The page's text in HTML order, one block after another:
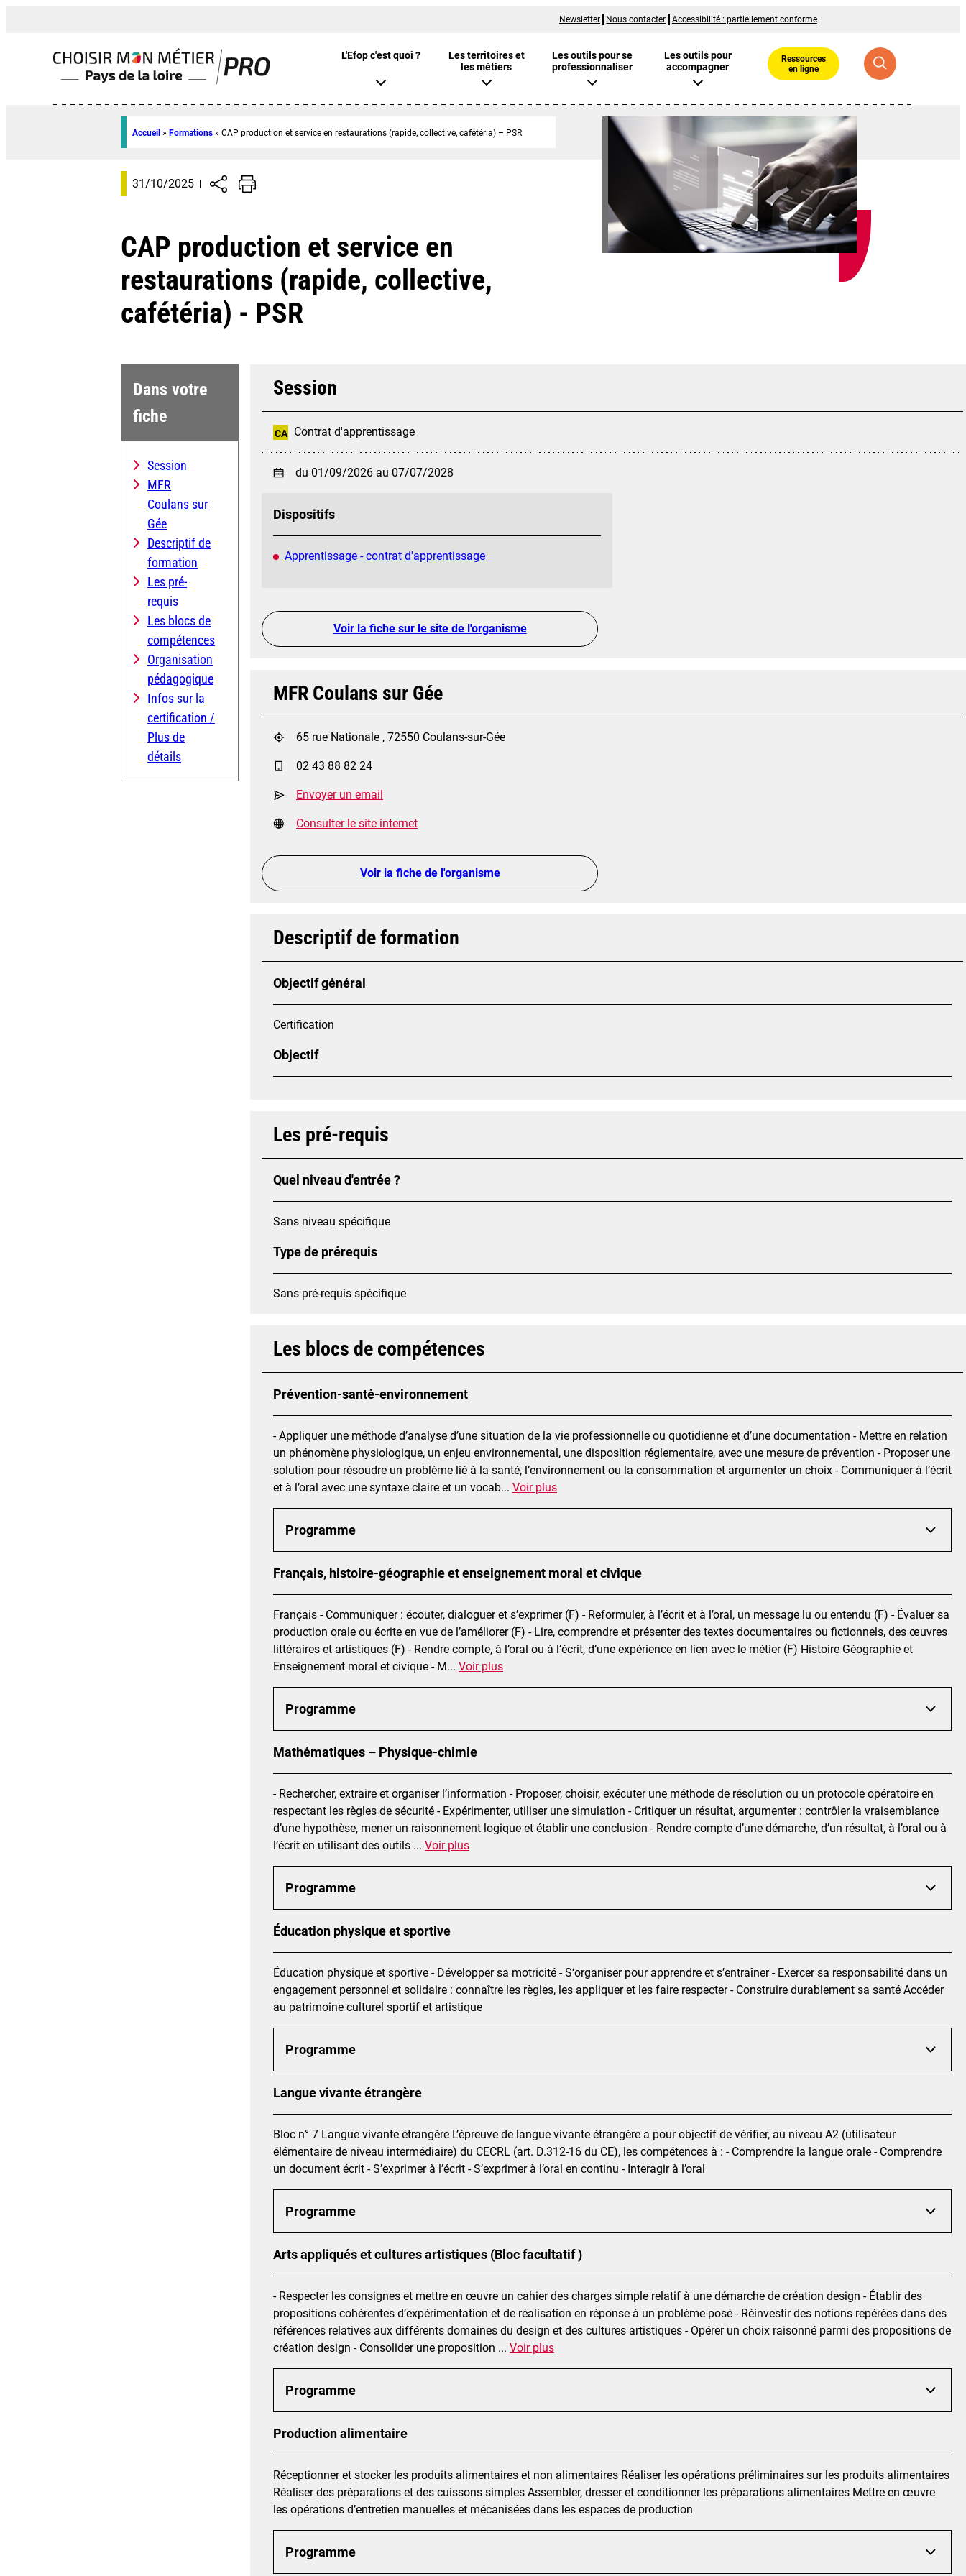
Newsletter Nous contacter Accessibilité : partiellement conforme
L'Efop c'est quoi ?
Les territoires et
les métiers
Les outils pour se
professionnaliser
Les outils pour
accompagner
Ressources
en ligne
Accueil » Formations » CAP production et service en restaurations (rapide, collective, cafétéria) – PSR
31/10/2025
CAP production et service en
restaurations (rapide, collective,
cafétéria) - PSR
Dans votre
fiche
Session
MFR
Coulans sur
Gée
Descriptif de
formation
Les pré-
requis
Les blocs de
compétences
Organisation
pédagogique
Infos sur la
certification /
Plus de
détails
Session
CA Contrat d'apprentissage
du 01/09/2026 au 07/07/2028
Dispositifs
Apprentissage - contrat d'apprentissage
Voir la fiche sur le site de l'organisme
MFR Coulans sur Gée
65 rue Nationale , 72550 Coulans-sur-Gée
02 43 88 82 24
Envoyer un email
Consulter le site internet
Voir la fiche de l'organisme
Descriptif de formation
Objectif général
Certification
Objectif
Les pré-requis
Quel niveau d'entrée ?
Sans niveau spécifique
Type de prérequis
Sans pré-requis spécifique
Les blocs de compétences
Prévention-santé-environnement
- Appliquer une méthode d’analyse d’une situation de la vie professionnelle ou quotidienne et d’une documentation - Mettre en relation
un phénomène physiologique, un enjeu environnemental, une disposition réglementaire, avec une mesure de prévention - Proposer une
solution pour résoudre un problème lié à la santé, l’environnement ou la consommation et argumenter un choix - Communiquer à l’écrit
et à l’oral avec une syntaxe claire et un vocab... Voir plus
Programme
Français, histoire-géographie et enseignement moral et civique
Français - Communiquer : écouter, dialoguer et s’exprimer (F) - Reformuler, à l’écrit et à l’oral, un message lu ou entendu (F) - Évaluer sa
production orale ou écrite en vue de l’améliorer (F) - Lire, comprendre et présenter des textes documentaires ou fictionnels, des œuvres
littéraires et artistiques (F) - Rendre compte, à l’oral ou à l’écrit, d’une expérience en lien avec le métier (F) Histoire Géographie et
Enseignement moral et civique - M... Voir plus
Programme
Mathématiques – Physique-chimie
- Rechercher, extraire et organiser l’information - Proposer, choisir, exécuter une méthode de résolution ou un protocole opératoire en
respectant les règles de sécurité - Expérimenter, utiliser une simulation - Critiquer un résultat, argumenter : contrôler la vraisemblance
d’une hypothèse, mener un raisonnement logique et établir une conclusion - Rendre compte d’une démarche, d’un résultat, à l’oral ou à
l’écrit en utilisant des outils ... Voir plus
Programme
Éducation physique et sportive
Éducation physique et sportive - Développer sa motricité - S‘organiser pour apprendre et s’entraîner - Exercer sa responsabilité dans un
engagement personnel et solidaire : connaître les règles, les appliquer et les faire respecter - Construire durablement sa santé Accéder
au patrimoine culturel sportif et artistique
Programme
Langue vivante étrangère
Bloc n° 7 Langue vivante étrangère L’épreuve de langue vivante étrangère a pour objectif de vérifier, au niveau A2 (utilisateur
élémentaire de niveau intermédiaire) du CECRL (art. D.312-16 du CE), les compétences à : - Comprendre la langue orale - Comprendre
un document écrit - S’exprimer à l’écrit - S’exprimer à l’oral en continu - Interagir à l’oral
Programme
Arts appliqués et cultures artistiques (Bloc facultatif )
- Respecter les consignes et mettre en œuvre un cahier des charges simple relatif à une démarche de création design - Établir des
propositions cohérentes d’expérimentation et de réalisation en réponse à un problème posé - Réinvestir des notions repérées dans des
références relatives aux différents domaines du design et des cultures artistiques - Opérer un choix raisonné parmi des propositions de
création design - Consolider une proposition ... Voir plus
Programme
Production alimentaire
Réceptionner et stocker les produits alimentaires et non alimentaires Réaliser les opérations préliminaires sur les produits alimentaires
Réaliser des préparations et des cuissons simples Assembler, dresser et conditionner les préparations alimentaires Mettre en œuvre
les opérations d’entretien manuelles et mécanisées dans les espaces de production
Programme